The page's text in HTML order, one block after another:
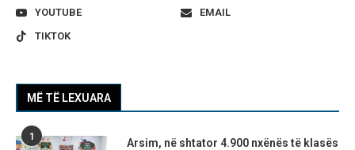
YOUTUBE
EMAIL
TIKTOK
MË TË LEXUARA
1
Arsim, në shtator 4.900 nxënës të klasës